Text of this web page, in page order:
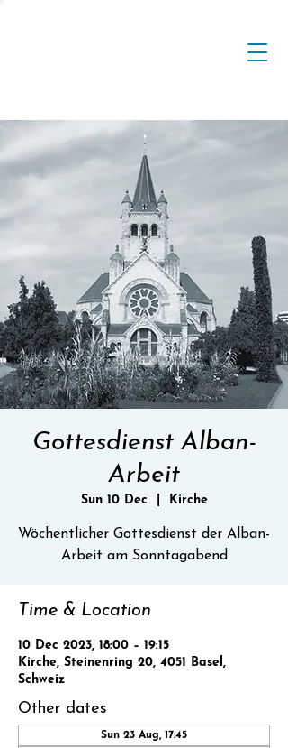
Gottesdienst Alban-
Arbeit
Sun 10 Dec Kirche
Wöchentlicher Gottesdienst der Alban-
Time & Location
10 Dec 2023, 18:00 – 19:15
Kirche, Steinenring 20, 4051 Basel,
Schweiz
Other dates
Sun 23 Aug, 17:45